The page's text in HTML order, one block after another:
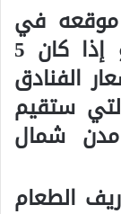
موقعه في
إذا كان5
الفنادق
ستقيم
شمال
الطعام